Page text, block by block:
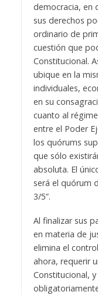
democracia, en
sus derechos
ordinario de
cuestión que
Constitucional.
ubique en la
individuales,
en su
cuanto al
entre el Poder
los quórums
que sólo
absoluta. El
será el quórum
3/5”.
Al finalizar sus
en materia de
elimina el
ahora, requerir
Constitucional,